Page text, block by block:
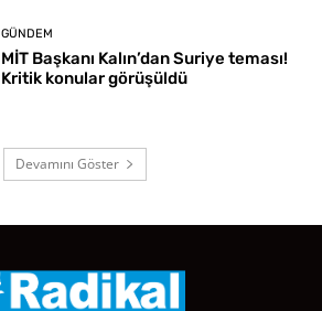
GÜNDEM
MİT Başkanı Kalın’dan Suriye teması!
Kritik konular görüşüldü
Devamını Göster